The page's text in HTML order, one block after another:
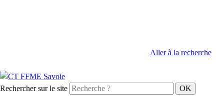
Aller à la recherche
Rechercher sur le site